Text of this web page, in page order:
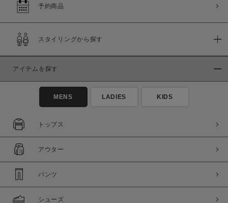
予約商品
スタイリングから探す
アイテムを探す
MENS LADIES KIDS
トップス
アウター
パンツ
シューズ